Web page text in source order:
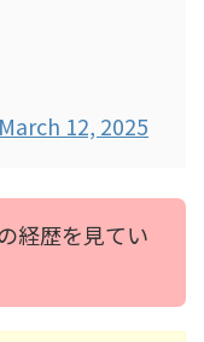
March 12, 2025
経歴を見てい